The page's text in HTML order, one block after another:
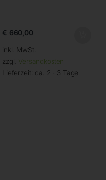
€ 660,00
inkl. MwSt.
zzgl. Versandkosten
Lieferzeit: ca. 2 - 3 Tage